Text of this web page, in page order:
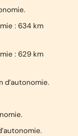
: 634 km
: 629 km
d’autonomie.